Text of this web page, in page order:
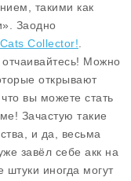
такими как
Заодно
Collector!
Можно
открывают
вы можете стать
Зачастую такие
и да, весьма
завёл себе акк на
иногда могут